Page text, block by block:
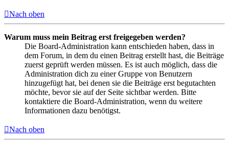
Nach oben
Warum muss mein Beitrag erst freigegeben werden?
Die Board-Administration kann entschieden haben, dass in
dem Forum, in dem du einen Beitrag erstellt hast, die Beiträge
zuerst geprüft werden müssen. Es ist auch möglich, dass die
Administration dich zu einer Gruppe von Benutzern
hinzugefügt hat, bei denen sie die Beiträge erst begutachten
möchte, bevor sie auf der Seite sichtbar werden. Bitte
kontaktiere die Board-Administration, wenn du weitere
Informationen dazu benötigst.
Nach oben